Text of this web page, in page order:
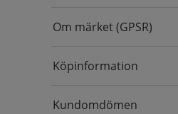
Om märket (GPSR)
Köpinformation
Kundomdömen